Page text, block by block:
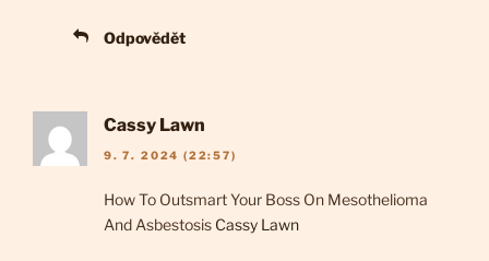
Odpovědět
Cassy Lawn
9. 7. 2024 (22:57)
How To Outsmart Your Boss On Mesothelioma
And Asbestosis Cassy Lawn